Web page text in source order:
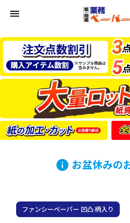
menu
info お盆休みの
ファンシーペーパー 凹凸 柄入り